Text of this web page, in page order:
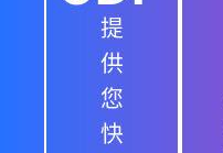
提
供
您
快